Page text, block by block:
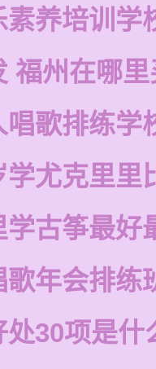
素养培训学
福州在哪
唱歌排练学
学尤克里里
学古筝最好
歌年会排练
处30项是什